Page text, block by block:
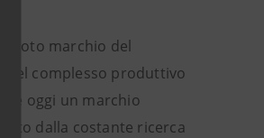
noto marchio del
nel complesso produttivo
è oggi un marchio
dalla costante ricerca